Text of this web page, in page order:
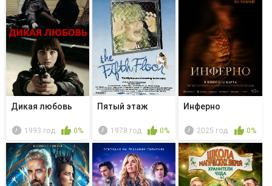
Дикая любовь
1993 год 0%
Пятый этаж
1978 год 0%
Инферно
2025 год 0%